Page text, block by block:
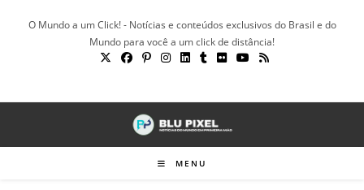
O Mundo a um Click! - Notícias e conteúdos exclusivos do Brasil e do
Mundo para você a um click de distância!
MENU